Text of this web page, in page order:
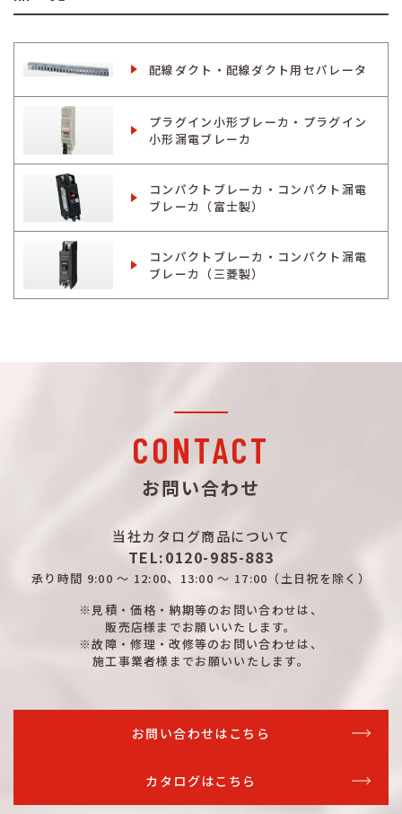
配線ダクト・配線ダクト用セパレータ
プラグイン小形ブレーカ・プラグイン
小形漏電ブレーカ
コンパクトブレーカ・コンパクト漏電
ブレーカ（富士製）
コンパクトブレーカ・コンパクト漏電
ブレーカ（三菱製）
CONTACT
お問い合わせ
当社カタログ商品について
TEL:0120-985-883
承り時間 9:00 ～ 12:00、13:00 ～ 17:00 （土日祝を除く）
※見積・価格・納期等のお問い合わせは、
販売店様までお願いいたします。
※故障・修理・改修等のお問い合わせは、
施工事業者様までお願いいたします。
お問い合わせはこちら
カタログはこちら